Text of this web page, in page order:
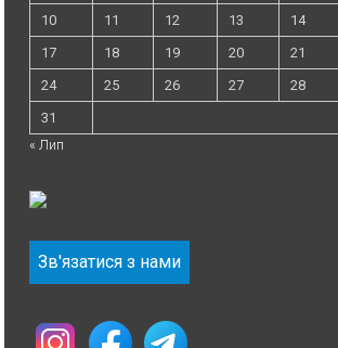
10
11 12 13 14
17
18 19 20 21
24
25 26 27 28
31
« Лип
Зв'язатися з нами